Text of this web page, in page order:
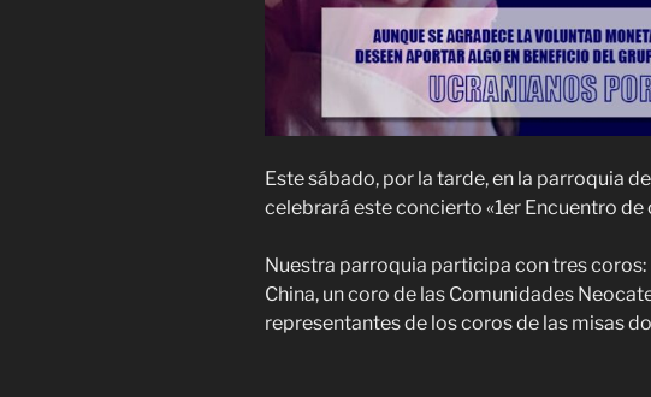
Este sábado, por la tarde, en la parroquia
celebrará este concierto «1er Encuentro
Nuestra parroquia participa con tres
China, un coro de las Comunidades
representantes de los coros de las misas